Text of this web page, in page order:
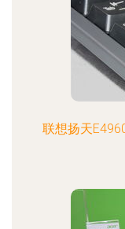
联想扬天